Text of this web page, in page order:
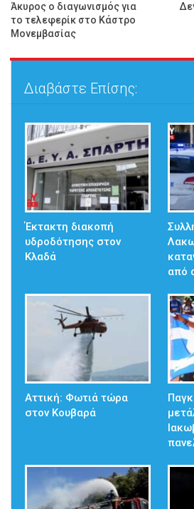
Άκυρος ο διαγωνισμός για
το τελεφερίκ στο Κάστρο
Μονεμβασίας
Διαβάστε Επίσης:
Έκτακτη διακοπή
υδροδότησης στον
Κλαδά
από
Αττική: Φωτιά τώρα
στον Κουβαρά